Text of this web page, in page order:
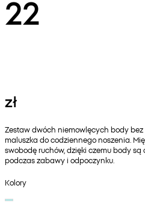
22
zł
Zestaw dwóch niemowlęcych body
maluszka do codziennego noszenia.
swobodę ruchów, dzięki czemu body
podczas zabawy i odpoczynku.
Kolory